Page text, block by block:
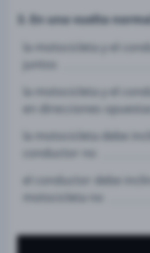
3. En una vuelta normal,
la motocicleta y el
la motocicleta y el
en direcciones opuestas
la motocicleta debe
el conductor debe
motocicleta no